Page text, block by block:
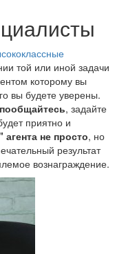
той или иной задачи
которому вы
вы будете уверены.
пообщайтесь, задайте
приятно и
не просто, но
результат
вознаграждение.